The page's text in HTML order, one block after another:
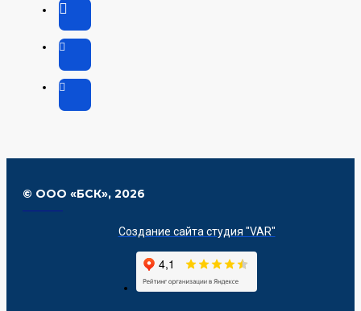
© ООО «БСК», 2026
Создание сайта студия "VAR"